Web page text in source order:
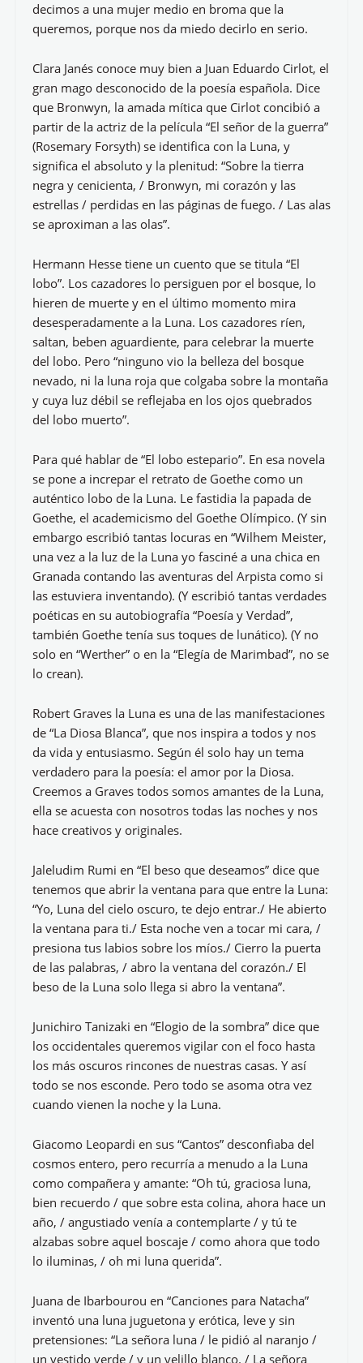
decimos a una mujer medio en broma que la
queremos, porque nos da miedo decirlo en serio.
Clara Janés conoce muy bien a Juan Eduardo Cirlot, el
gran mago desconocido de la poesía española. Dice
que Bronwyn, la amada mítica que Cirlot concibió a
partir de la actriz de la película “El señor de la guerra”
(Rosemary Forsyth) se identifica con la Luna, y
significa el absoluto y la plenitud: “Sobre la tierra
negra y cenicienta, / Bronwyn, mi corazón y las
estrellas / perdidas en las páginas de fuego. / Las alas
se aproximan a las olas”.
Hermann Hesse tiene un cuento que se titula “El
lobo”. Los cazadores lo persiguen por el bosque, lo
hieren de muerte y en el último momento mira
desesperadamente a la Luna. Los cazadores ríen,
saltan, beben aguardiente, para celebrar la muerte
del lobo. Pero “ninguno vio la belleza del bosque
nevado, ni la luna roja que colgaba sobre la montaña
y cuya luz débil se reflejaba en los ojos quebrados
del lobo muerto”.
Para qué hablar de “El lobo estepario”. En esa novela
se pone a increpar el retrato de Goethe como un
auténtico lobo de la Luna. Le fastidia la papada de
Goethe, el academicismo del Goethe Olímpico. (Y sin
embargo escribió tantas locuras en “Wilhem Meister,
una vez a la luz de la Luna yo fasciné a una chica en
Granada contando las aventuras del Arpista como si
las estuviera inventando). (Y escribió tantas verdades
poéticas en su autobiografía “Poesía y Verdad”,
también Goethe tenía sus toques de lunático). (Y no
solo en “Werther” o en la “Elegía de Marimbad”, no se
lo crean).
Robert Graves la Luna es una de las manifestaciones
de “La Diosa Blanca”, que nos inspira a todos y nos
da vida y entusiasmo. Según él solo hay un tema
verdadero para la poesía: el amor por la Diosa.
Creemos a Graves todos somos amantes de la Luna,
ella se acuesta con nosotros todas las noches y nos
hace creativos y originales.
Jaleludim Rumi en “El beso que deseamos” dice que
tenemos que abrir la ventana para que entre la Luna:
“Yo, Luna del cielo oscuro, te dejo entrar./ He abierto
la ventana para ti./ Esta noche ven a tocar mi cara, /
presiona tus labios sobre los míos./ Cierro la puerta
de las palabras, / abro la ventana del corazón./ El
beso de la Luna solo llega si abro la ventana”.
Junichiro Tanizaki en “Elogio de la sombra” dice que
los occidentales queremos vigilar con el foco hasta
los más oscuros rincones de nuestras casas. Y así
todo se nos esconde. Pero todo se asoma otra vez
cuando vienen la noche y la Luna.
Giacomo Leopardi en sus “Cantos” desconfiaba del
cosmos entero, pero recurría a menudo a la Luna
como compañera y amante: “Oh tú, graciosa luna,
bien recuerdo / que sobre esta colina, ahora hace un
año, / angustiado venía a contemplarte / y tú te
alzabas sobre aquel boscaje / como ahora que todo
lo iluminas, / oh mi luna querida”.
Juana de Ibarbourou en “Canciones para Natacha”
inventó una luna juguetona y erótica, leve y sin
pretensiones: “La señora luna / le pidió al naranjo /
un vestido verde / y un velillo blanco. / La señora